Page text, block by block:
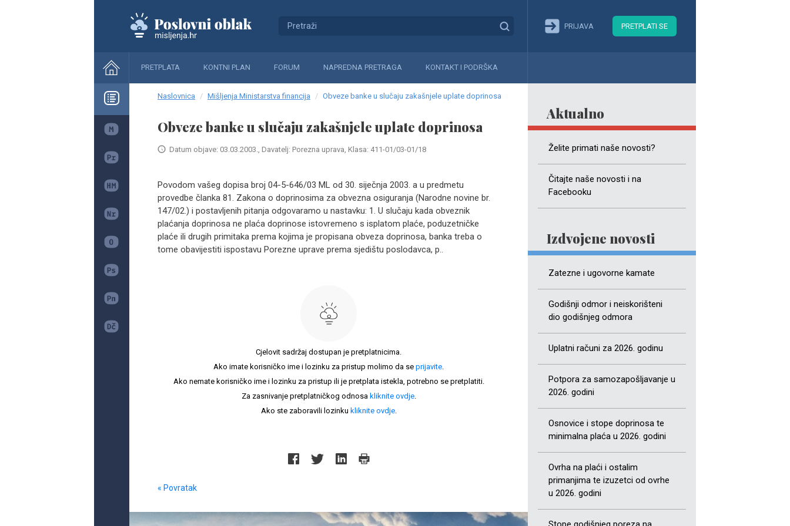
PRIJAVA PRETPLATI SE
PRETPLATA KONTNI PLAN FORUM NAPREDNA PRETRAGA KONTAKT I PODRŠKA
Aktualno
Želite primati naše novosti?
Čitajte naše novosti i na
Facebooku
Izdvojene novosti
Zatezne i ugovorne kamate
Godišnji odmor i neiskorišteni
dio godišnjeg odmora
Uplatni računi za 2026. godinu
Potpora za samozapošljavanje u
2026. godini
Osnovice i stope doprinosa te
minimalna plaća u 2026. godini
Ovrha na plaći i ostalim
primanjima te izuzetci od ovrhe
u 2026. godini
Naslovnica Mišljenja Ministarstva financija Obveze banke u slučaju zakašnjele uplate doprinosa
Obveze banke u slučaju zakašnjele uplate doprinosa
Datum objave: 03.03.2003., Davatelj: Porezna uprava, Klasa: 411-01/03-01/18
Povodom vašeg dopisa broj 04-5-646/03 ML od 30. siječnja 2003. a u predmetu
provedbe članka 81. Zakona o doprinosima za obvezna osiguranja (Narodne novine br.
147/02.) i postavljenih pitanja odgovaramo u nastavku: 1. U slučaju kada obveznik
plaćanja doprinosa ne plaća doprinose istovremeno s isplatom plaće, poduzetničke
plaće ili drugih primitaka prema kojima je propisana obveza doprinosa, banka treba o
tome obavijestiti ispostavu Porezne uprave prema sjedištu poslodavca, p..
Cjelovit sadržaj dostupan je pretplatnicima.
Ako imate korisničko ime i lozinku za pristup molimo da se prijavite.
Ako nemate korisničko ime i lozinku za pristup ili je pretplata istekla, potrebno se pretplatiti.
Za zasnivanje pretplatničkog odnosa kliknite ovdje.
Ako ste zaboravili lozinku kliknite ovdje.
« Povratak